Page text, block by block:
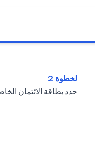
لخطوة 2
حدد بطاقة الائتمان